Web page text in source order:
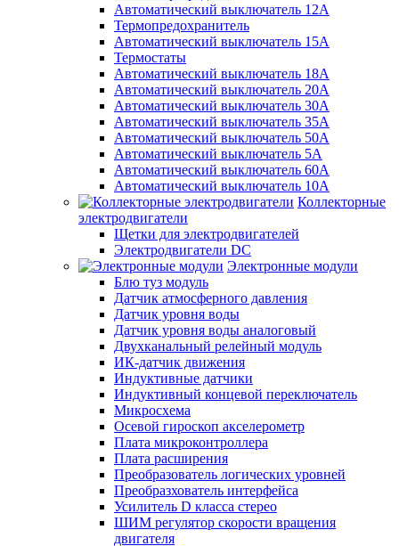
Автоматический выключатель 12А
Термопредохранитель
Автоматический выключатель 15А
Термостаты
Автоматический выключатель 18А
Автоматический выключатель 20А
Автоматический выключатель 30А
Автоматический выключатель 35А
Автоматический выключатель 50А
Автоматический выключатель 5А
Автоматический выключатель 60А
Автоматический выключатель 10А
Коллекторные
электродвигатели
Щетки для электродвигателей
Электродвигатели DC
Электронные модули
Блю туз модуль
Датчик атмосферного давления
Датчик уровня воды
Датчик уровня воды аналоговый
Двухканальный релейный модуль
ИК-датчик движения
Индуктивные датчики
Индуктивный концевой переключатель
Микросхема
Осевой гироскоп акселерометр
Плата микроконтроллера
Плата расширения
Преобразователь логических уровней
Преобразхователь интерфейса
Усилитель D класса стерео
ШИМ регулятор скорости вращения
двигателя